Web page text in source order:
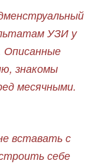
УЗИ у
Описанные
знакомы
месячными.
вставать с
себе